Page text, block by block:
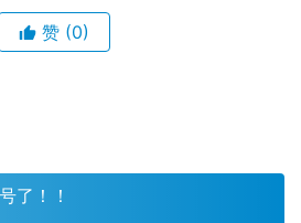
活
岁